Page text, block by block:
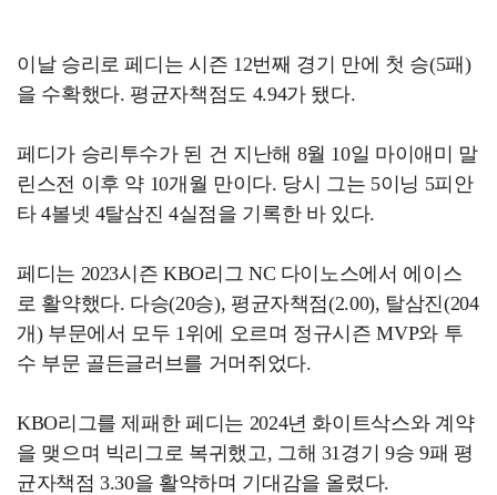
이날 승리로 페디는 시즌 12번째 경기 만에 첫 승(5패)
을 수확했다. 평균자책점도 4.94가 됐다.
페디가 승리투수가 된 건 지난해 8월 10일 마이애미 말
린스전 이후 약 10개월 만이다. 당시 그는 5이닝 5피안
타 4볼넷 4탈삼진 4실점을 기록한 바 있다.
페디는 2023시즌 KBO리그 NC 다이노스에서 에이스
로 활약했다. 다승(20승), 평균자책점(2.00), 탈삼진(204
개) 부문에서 모두 1위에 오르며 정규시즌 MVP와 투
수 부문 골든글러브를 거머쥐었다.
KBO리그를 제패한 페디는 2024년 화이트삭스와 계약
을 맺으며 빅리그로 복귀했고, 그해 31경기 9승 9패 평
균자책점 3.30을 활약하며 기대감을 올렸다.